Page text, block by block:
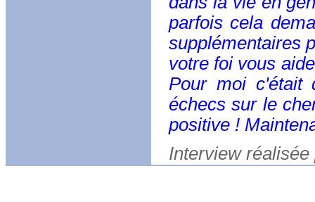
parfois cela
supplémentaires
votre foi vous
Pour moi c'était
échecs sur le
positive !
Interview